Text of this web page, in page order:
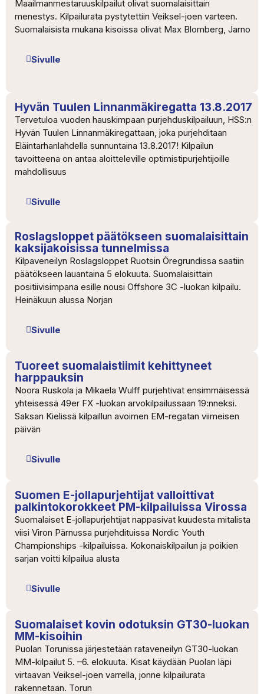
Maailmanmestaruuskilpailut olivat suomalaisittain
menestys. Kilpailurata pystytettiin Veiksel-joen varteen.
Suomalaisista mukana kisoissa olivat Max Blomberg, Jarno
Sivulle
Hyvän Tuulen Linnanmäkiregatta 13.8.2017
Tervetuloa vuoden hauskimpaan purjehduskilpailuun, HSS:n
Hyvän Tuulen Linnanmäkiregattaan, joka purjehditaan
Eläintarhanlahdella sunnuntaina 13.8.2017! Kilpailun
tavoitteena on antaa aloitteleville optimistipurjehtijoille
mahdollisuus
Sivulle
Roslagsloppet päätökseen suomalaisittain
kaksijakoisissa tunnelmissa
Kilpaveneilyn Roslagsloppet Ruotsin Öregrundissa saatiin
päätökseen lauantaina 5 elokuuta. Suomalaisittain
positiivisimpana esille nousi Offshore 3C -luokan kilpailu.
Heinäkuun alussa Norjan
Sivulle
Tuoreet suomalaistiimit kehittyneet
harppauksin
Noora Ruskola ja Mikaela Wulff purjehtivat ensimmäisessä
yhteisessä 49er FX -luokan arvokilpailussaan 19:nneksi.
Saksan Kielissä kilpaillun avoimen EM-regatan viimeisen
päivän
Sivulle
Suomen E-jollapurjehtijat valloittivat
palkintokorokkeet PM-kilpailuissa Virossa
Suomalaiset E-jollapurjehtijat nappasivat kuudesta mitalista
viisi Viron Pärnussa purjehdituissa Nordic Youth
Championships -kilpailuissa. Kokonaiskilpailun ja poikien
sarjan voitti kilpailua alusta
Sivulle
Suomalaiset kovin odotuksin GT30-luokan
MM-kisoihin
Puolan Torunissa järjestetään rataveneilyn GT30-luokan
MM-kilpailut 5. –6. elokuuta. Kisat käydään Puolan läpi
virtaavan Veiksel-joen varrella, jonne kilpailurata
rakennetaan. Torun